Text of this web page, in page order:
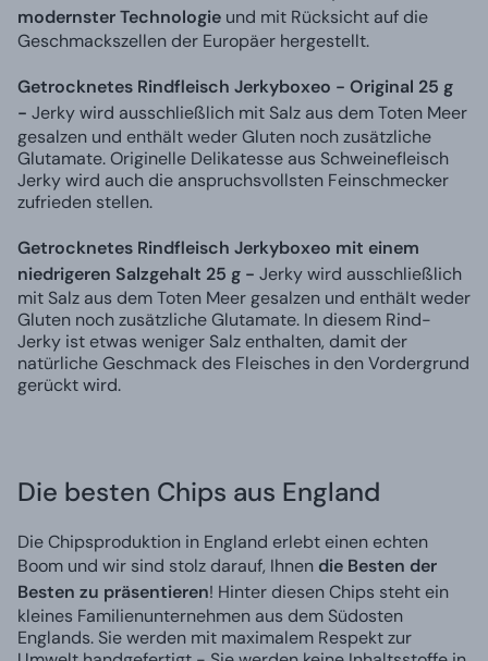
modernster Technologie und mit Rücksicht auf die
Geschmackszellen der Europäer hergestellt.
Getrocknetes Rindfleisch Jerkyboxeo - Original 25 g
- Jerky wird ausschließlich mit Salz aus dem Toten Meer
gesalzen und enthält weder Gluten noch zusätzliche
Glutamate. Originelle Delikatesse aus Schweinefleisch
Jerky wird auch die anspruchsvollsten Feinschmecker
zufrieden stellen.
Getrocknetes Rindfleisch Jerkyboxeo mit einem
niedrigeren Salzgehalt 25 g - Jerky wird ausschließlich
mit Salz aus dem Toten Meer gesalzen und enthält weder
Gluten noch zusätzliche Glutamate. In diesem Rind-
Jerky ist etwas weniger Salz enthalten, damit der
natürliche Geschmack des Fleisches in den Vordergrund
gerückt wird.
Die besten Chips aus England
Die Chipsproduktion in England erlebt einen echten
Boom und wir sind stolz darauf, Ihnen die Besten der
Besten zu präsentieren! Hinter diesen Chips steht ein
kleines Familienunternehmen aus dem Südosten
Englands. Sie werden mit maximalem Respekt zur